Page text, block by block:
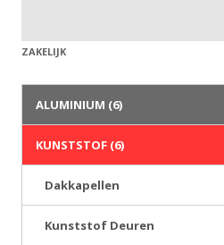
ZAKELIJK
ALUMINIUM (6)
KUNSTSTOF (6)
Dakkapellen
Kunststof Deuren